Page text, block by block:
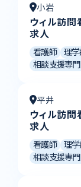
小岩
ウィル訪問
求人
看護師 理
相談支援専
平井
ウィル訪問
求人
看護師 理
相談支援専